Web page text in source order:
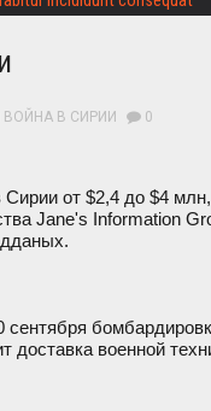
ВОЙНА В СИРИИ 0
от $2,4 до $4
Jane's Information
военной